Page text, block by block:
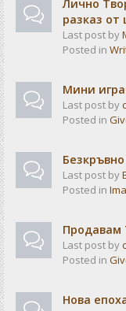
Лично
разказ
Last post by
Posted in
Мини
Last post by
Posted in
Last post by
Posted in
Продавам
Last post by
Posted in
Нова